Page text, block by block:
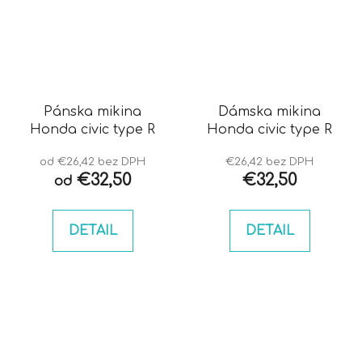
Pánska mikina
Honda civic type R
od €26,42 bez DPH
od€32,50
DETAIL
Dámska mikina
Honda civic type R
€26,42 bez DPH
€32,50
DETAIL